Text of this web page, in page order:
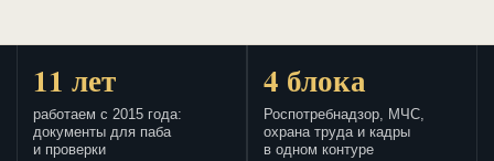
11 лет
работаем с 2015 года:
документы для паба
и проверки
4 блока
Роспотребнадзор, МЧС,
охрана труда и кадры
в одном контуре